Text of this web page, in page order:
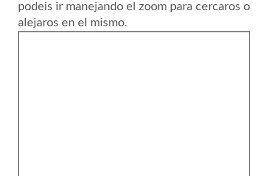
podeis ir manejando el zoom para cercaros o
alejaros en el mismo.